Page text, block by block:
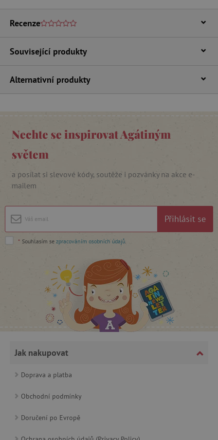
Recenze
Související produkty
Alternativní produkty
Nechte se inspirovat Agátiným
světem
a posílat si slevové kódy, soutěže i pozvánky na akce e-
mailem
Přihlásit se
* Souhlasím se zpracováním osobních údajů
Jak nakupovat
Doprava a platba
Obchodní podmínky
Doručení po Evropě
_lb_ccc
CookieScriptConsent
CookieScript
www.agatinsvet.cz